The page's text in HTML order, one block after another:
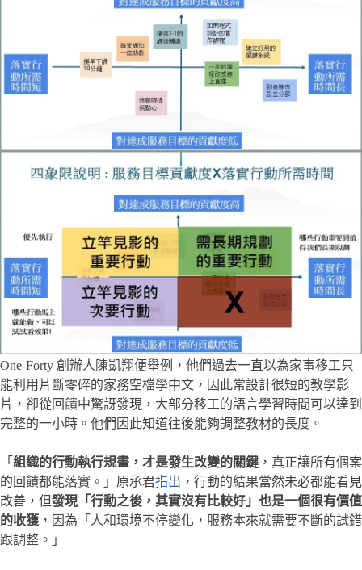
One-Forty 創辦人陳凱翔便舉例，他們過去一直以為家事移工只
能利用片斷零碎的家務空檔學中文，因此常設計很短的教學影
片，卻從回饋中驚訝發現，大部分移工的語言學習時間可以達到
完整的一小時。他們因此知道往後能夠調整教材的長度。
「 組織的行動執行規畫，才是發生改變的關鍵 ，真正讓所有個案
的回饋都能落實。」原承君指出 ，行動的結果當然未必都能看見
改善，但發現「行動之後，其實沒有比較好」也是一個很有價值
的收獲 ，因為「人和環境不停變化，服務本來就需要不斷的試錯
跟調整。」